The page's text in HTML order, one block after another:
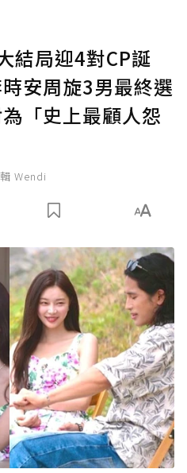
結局迎4對CP誕
安周旋3男最終選
「史上最顧人怨
Wendi